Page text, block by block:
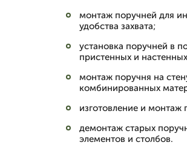
монтаж поручней для
удобства захвата;
установка поручней в
пристенных и
монтаж поручня на
комбинированных
изготовление и монтаж
демонтаж старых
элементов и столбов.